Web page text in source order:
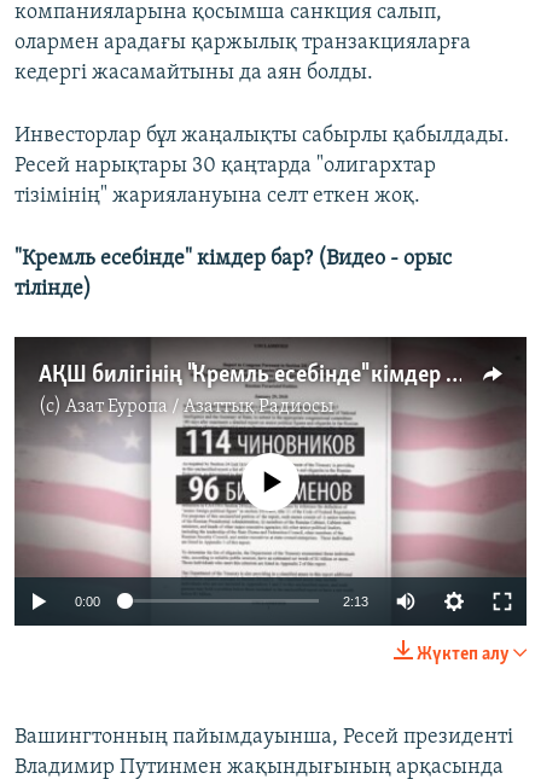
компанияларына қосымша санкция салып,
олармен арадағы қаржылық транзакцияларға
кедергі жасамайтыны да аян болды.
Инвесторлар бұл жаңалықты сабырлы қабылдады.
Ресей нарықтары 30 қаңтарда "олигархтар
тізімінің" жариялануына селт еткен жоқ.
"Кремль есебінде" кімдер бар? (Видео - орыс
тілінде)
АҚШ билігінің "Кремль есебінде" кімдер бар?
(c) Азат Еуропа / Азаттық Радиосы
No media source currently available
0:00 2:13
Жүктеп алу
Вашингтонның пайымдауынша, Ресей президенті
Владимир Путинмен жақындығының арқасында